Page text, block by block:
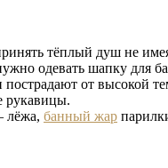
тёплый душ не
одевать шапку для
пострадают от высокой
рукавицы.
лёжа, банный жар